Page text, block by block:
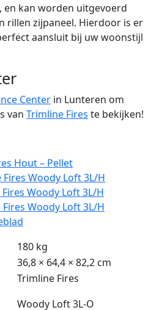
en kan worden uitgevoerd
rillen zijpaneel. Hierdoor is er
aansluit bij uw woonstijl
Center in Lunteren om
van Trimline Fires te bekijken!
Hout – Pellet
Woody Loft 3L/H
Woody Loft 3L/H
Woody Loft 3L/H
180 kg
36,8 × 64,4 × 82,2 cm
Trimline Fires
Woody Loft 3L-O